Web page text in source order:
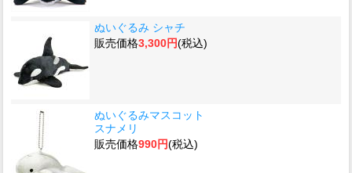
ぬいぐるみ シャチ
販売価格3,300円(税込)
ぬいぐるみマスコット
スナメリ
販売価格990円(税込)